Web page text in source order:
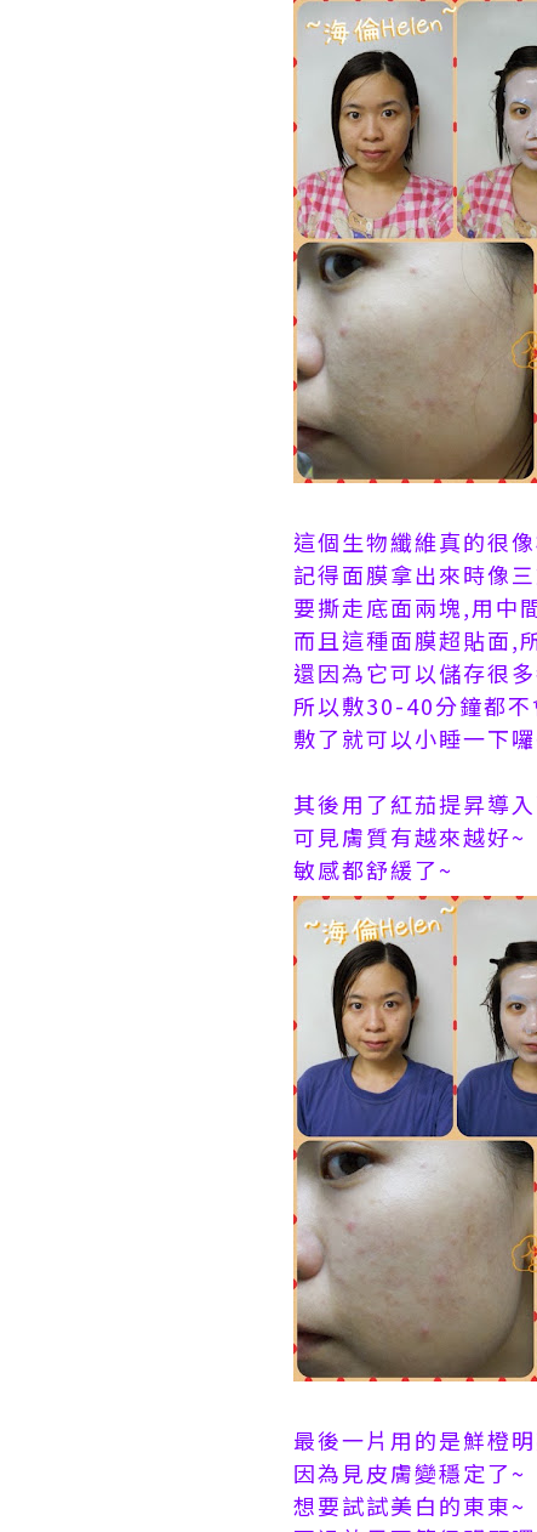
這個生物纖維真的很
記得面膜拿出來時像
要撕走底面兩塊,用中
而且這種面膜超貼面,
還因為它可以儲存很
所以敷30-40分鐘都不
敷了就可以小睡一下
其後用了紅茄提昇導
可見膚質有越來越好~
敏感都舒緩了~
最後一片用的是鮮橙
因為見皮膚變穩定了~
想要試試美白的東東~